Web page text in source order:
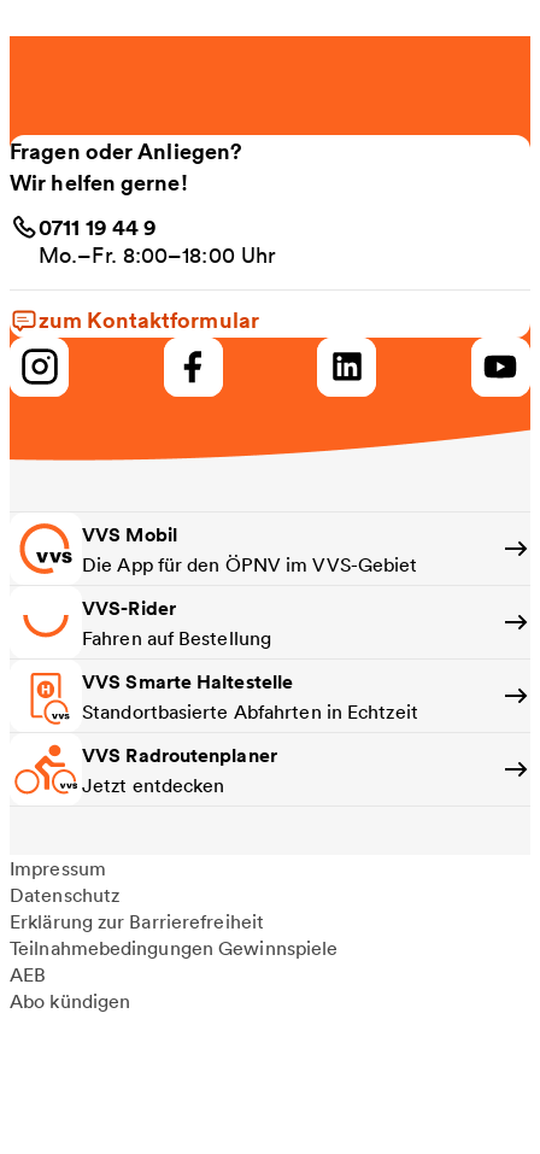
Fragen oder Anliegen?
Wir helfen gerne!
0711 19 44 9
Mo.–Fr. 8:00–18:00 Uhr
zum Kontaktformular
VVS Mobil
Die App für den ÖPNV im VVS-Gebiet
VVS-Rider
Fahren auf Bestellung
VVS Smarte Haltestelle
Standortbasierte Abfahrten in Echtzeit
VVS Radroutenplaner
Jetzt entdecken
Impressum
Datenschutz
Erklärung zur Barrierefreiheit
Teilnahmebedingungen Gewinnspiele
AEB
Abo kündigen